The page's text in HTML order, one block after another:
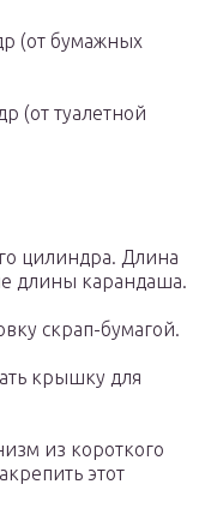
(от бумажных
(от туалетной
цилиндра. Длина
длины карандаша.
скрап-бумагой.
крышку для
из короткого
этот